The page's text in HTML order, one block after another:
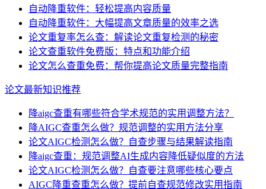
自动降重软件：轻松提高内容质量
自动降重软件：大幅提高文章质量的效率之选
论文重复率怎么查：解读论文重复检测的秘密
论文查重软件免费版：特点和功能介绍
论文怎么查重免费：帮你提高论文质量完整指南
论文最新知识推荐
降aigc查重有哪些符合学术规范的实用调整方法？
降AIGC查重怎么做？规范调整的实用方法分享
论文AIGC检测怎么做？自查步骤与结果解读指南
降aigc查重：规范调整AI生成内容降低疑似度的方法
论文AIGC检测怎么做？自查要注意哪些核心要点
AIGC降重查重怎么做？提前自查规范修改实用指南